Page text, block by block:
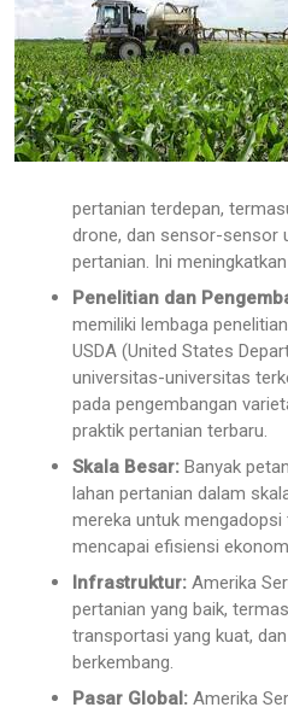
pertanian terdepan,
drone, dan sensor-sensor
pertanian. Ini
Penelitian dan
memiliki lembaga
USDA (United States
universitas-universitas
pada pengembangan
praktik pertanian terbaru.
Skala Besar: Banyak
lahan pertanian dalam
mereka untuk
mencapai efisiensi
Infrastruktur: Amerika
pertanian yang baik,
transportasi yang kuat,
berkembang.
Pasar Global: Amerika